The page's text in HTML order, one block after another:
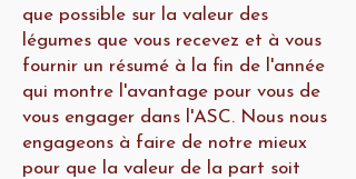
que possible sur la valeur des
légumes que vous recevez et à vous
fournir un résumé à la fin de l'année
qui montre l'avantage pour vous de
vous engager dans l'ASC. Nous nous
engageons à faire de notre mieux
pour que la valeur de la part soit